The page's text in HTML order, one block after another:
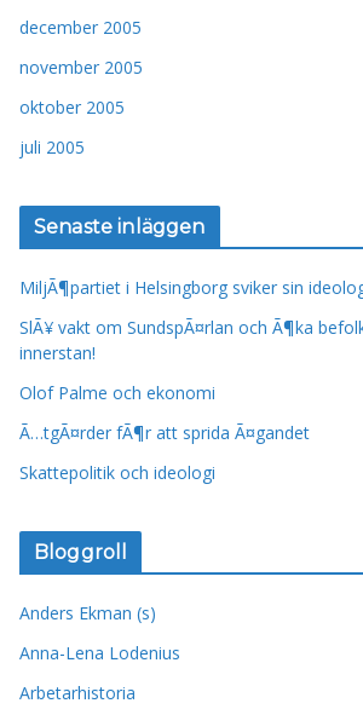
december 2005
november 2005
oktober 2005
juli 2005
Senaste inläggen
MiljÃ¶partiet i Helsingborg sviker sin
SlÃ¥ vakt om SundspÃ¤rlan och Ã¶ka
innerstan!
Olof Palme och ekonomi
Ã…tgÃ¤rder fÃ¶r att sprida Ã¤gandet
Skattepolitik och ideologi
Bloggroll
Anders Ekman (s)
Anna-Lena Lodenius
Arbetarhistoria